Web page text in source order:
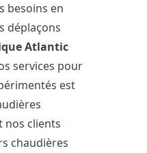
besoins en
déplaçons
Atlantic
services pour
est
nos clients
chaudières